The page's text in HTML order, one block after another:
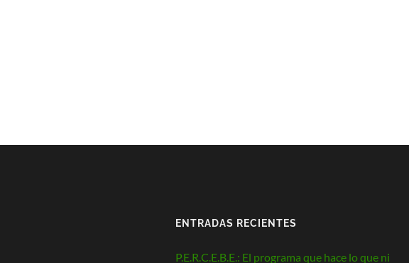
ENTRADAS RECIENTES
P.E.R.C.E.B.E.: El programa que hace lo que ni